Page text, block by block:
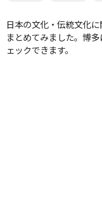
日本の文化・伝統文化
まとめてみました。博
ェックできます。